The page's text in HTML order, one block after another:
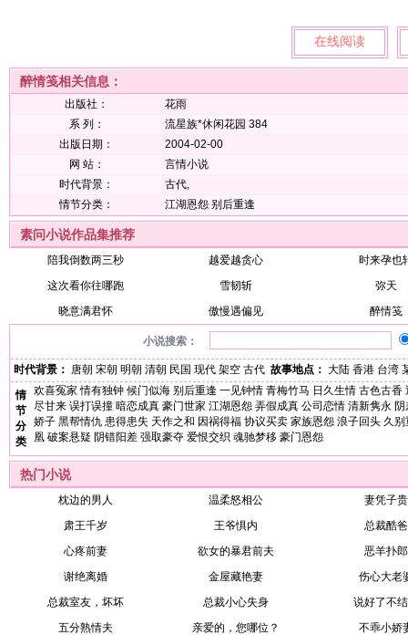
在线阅读
醉情笺相关信息：
出版社：
花雨
系 列：
流星族*休闲花园 384
出版日期：
2004-02-00
网 站：
言情小说
时代背景：
古代,
情节分类：
江湖恩怨 别后重逢
素问小说作品集推荐
陪我倒数两三秒 越爱越贪心
时来孕也
这次看你往哪跑
雪韧斩
弥天
晓意满君怀
傲慢遇偏见 醉情笺
小说搜索：
时代背景： 唐朝 宋朝 明朝 清朝 民国 现代 架空 古代 故事地点： 大陆 香港 台湾
情
节
分
类
欢喜冤家 情有独钟 候门似海 别后重逢 一见钟情 青梅竹马 日久生情 古色古香
尽甘来 误打误撞 暗恋成真 豪门世家 江湖恩怨 弄假成真 公司恋情 清新隽永
娇子 黑帮情仇 患得患失 天作之和 因祸得福 协议买卖 家族恩怨 浪子回头 久别
凰 破案悬疑 阴错阳差 强取豪夺 爱恨交织 魂驰梦移 豪门恩怨
热门小说
枕边的男人 温柔怒相公
妻凭子贵
肃王千岁
王爷惧内
总裁酷爸
心疼前妻
欲女的暴君前夫
恶羊扑郎
谢绝离婚
金屋藏艳妻
伤心大老
总裁室友，坏坏
总裁小心失身
说好了不
五分熟情夫
亲爱的，您哪位？ 不乖小娇